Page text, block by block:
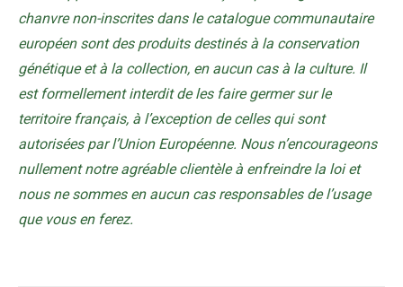
chanvre non-inscrites dans le catalogue communautaire
européen sont des produits destinés à la conservation
génétique et à la collection, en aucun cas à la culture. Il
est formellement interdit de les faire germer sur le
territoire français, à l’exception de celles qui sont
autorisées par l’Union Européenne. Nous n’encourageons
nullement notre agréable clientèle à enfreindre la loi et
nous ne sommes en aucun cas responsables de l’usage
que vous en ferez.